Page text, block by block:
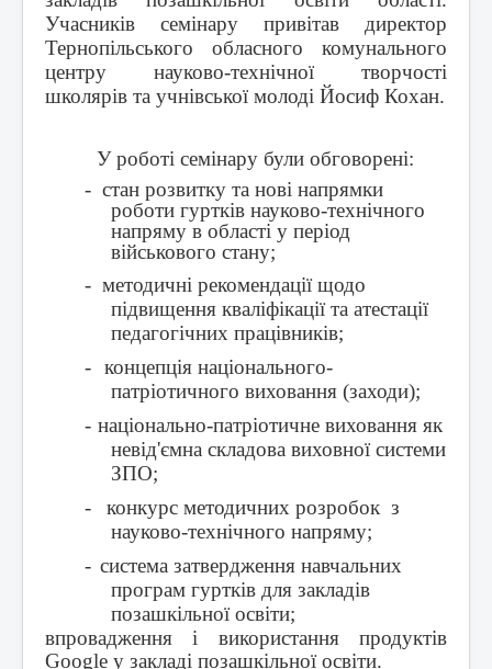
Учасників семінару привітав директор
Тернопільського обласного комунального
центру науково-технічної творчості
школярів та учнівської молоді Йосиф Кохан.
У роботі семінару були обговорені:
- стан розвитку та нові напрямки
роботи гуртків науково-технічного
напряму в області у період
військового стану;
- методичні рекомендації щодо
підвищення кваліфікації та атестації
педагогічних працівників;
- концепція національного-
патріотичного виховання (заходи);
- національно-патріотичне виховання як
невід'ємна складова виховної системи
ЗПО;
-
конкурс методичних розробок з
науково-технічного напряму;
- система затвердження навчальних
програм гуртків для закладів
позашкільної освіти;
впровадження і використання продуктів
Google у закладі позашкільної освіти.